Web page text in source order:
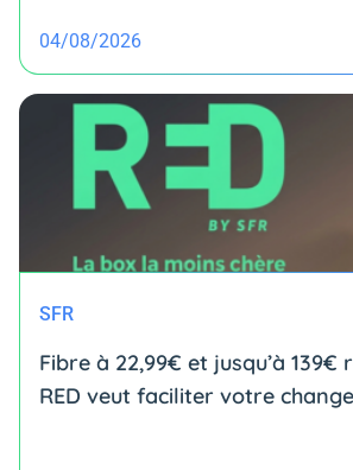
04/08/2026
SFR
Fibre à 22,99€ et jusqu’à 139€
RED veut faciliter votre